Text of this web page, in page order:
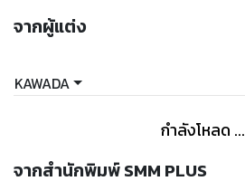
จากผู้แต่ง
KAWADA
กำลังโหลด ...
จากสำนักพิมพ์ SMM PLUS